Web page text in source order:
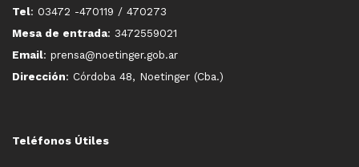
Tel: 03472 -470119 / 470273
Mesa de entrada: 3472559021
Email: prensa@noetinger.gob.ar
Dirección: Córdoba 48, Noetinger (Cba.)
Teléfonos Útiles